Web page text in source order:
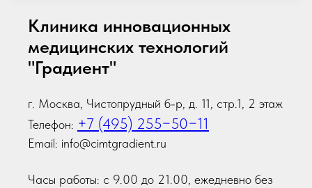
Клиника инновационных
медицинских технологий
"Градиент"
г. Москва, Чистопрудный б-р, д. 11, стр.1, 2 этаж
Телефон: +7 (495) 255−50−11
Email: info@cimtgradient.ru
Часы работы: с 9.00 до 21.00, ежедневно без